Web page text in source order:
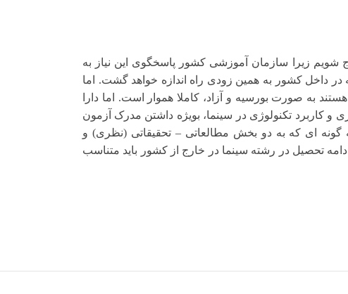
شویم زیرا سازمان آموزشی کشور پاسخگوی این نیاز به
در داخل کشور به همین زودی راه اندازه خواهد گشت. اما
به صورت بورسیه و آزاد، کاملا هموار است. اما دارا
و کاربرد تکنولوژی در سینما، بویژه داشتن مدرک آزمون
گونه ای که به دو بخش مطالعاتی– تحقیقاتی (نظری) و
تحصیل در رشته سینما در خارج از کشور باید متناسب